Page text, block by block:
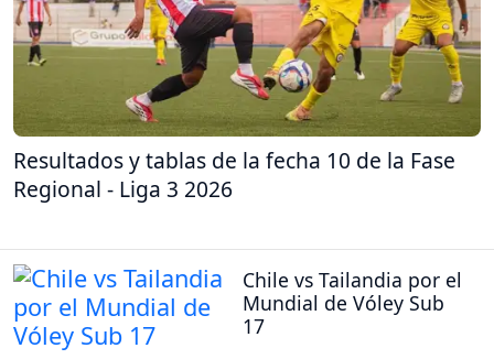
Resultados y tablas de la fecha 10 de la Fase
Regional - Liga 3 2026
Chile vs Tailandia por el
Mundial de Vóley Sub
17